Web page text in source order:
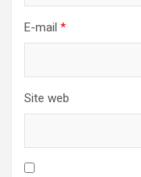
E-mail *
Site web